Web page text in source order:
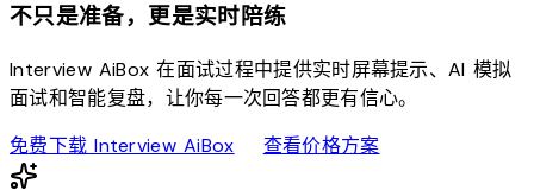
不只是准备，更是实时陪练
Interview AiBox 在面试过程中提供实时屏幕提示、AI 模拟
面试和智能复盘，让你每一次回答都更有信心。
免费下载 Interview AiBoxdownload查看价格方案sell